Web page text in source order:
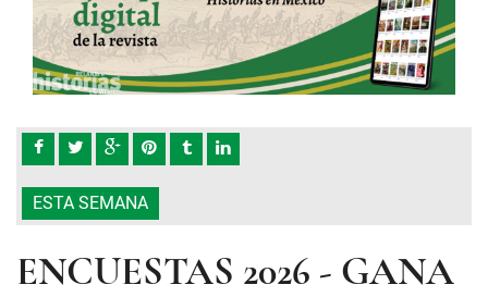
ESTA SEMANA
ENCUESTAS 2026 - GANA